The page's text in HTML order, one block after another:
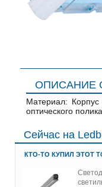
ОПИСАНИЕ
Материал:
оптического
Сейчас на
КТО-ТО КУПИЛ ЭТОТ